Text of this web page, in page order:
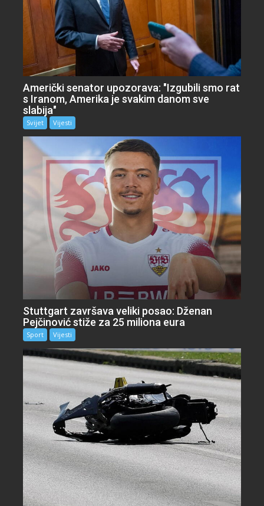
Američki senator upozorava: "Izgubili smo rat
s Iranom, Amerika je svakim danom sve
slabija"
Svijet Vijesti
Stuttgart završava veliki posao: Dženan
Pejčinović stiže za 25 miliona eura
Sport Vijesti